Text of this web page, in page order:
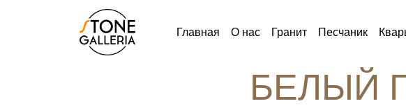
Главная О нас Гранит Песчаник
БЕЛЫЙ